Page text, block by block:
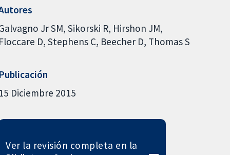
Jr SM Sikorski R Hirshon JM
Floccare D Stephens C Beecher D Thomas S
Publicación
15 Diciembre 2015
Ver la revisión completa en la